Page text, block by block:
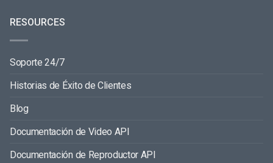
RESOURCES
Soporte 24/7
Historias de Éxito de Clientes
Blog
Documentación de Video API
Documentación de Reproductor API